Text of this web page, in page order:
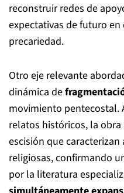
reconstruir redes de
expectativas de futuro
precariedad.
Otro eje relevante
dinámica de
movimiento pentecostal.
relatos históricos, la
escisión que
religiosas, confirmando
por la literatura